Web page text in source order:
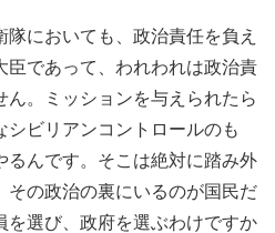
隊においても、政治責任を負え
臣であって、われわれは政治責
。ミッションを与えられたら
ビリアンコントロールのも
るんです。そこは絶対に踏み外
その政治の裏にいるのが国民だ
を選び、政府を選ぶわけですか